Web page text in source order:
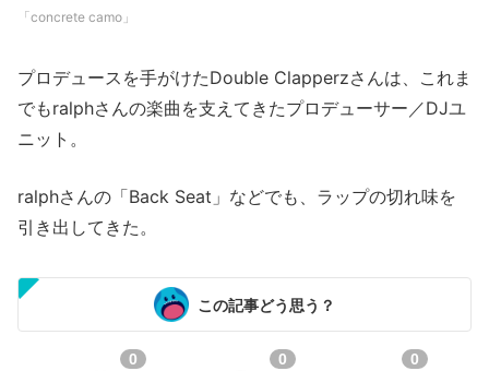
「concrete camo」
プロデュースを手がけたDouble Clapperzさんは、これま
でもralphさんの楽曲を支えてきたプロデューサー／DJユ
ニット。
ralphさんの「Back Seat」などでも、ラップの切れ味を
引き出してきた。
この記事どう思う？
0 0 0